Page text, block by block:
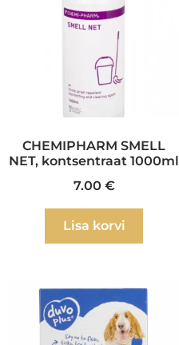
CHEMIPHARM SMELL
NET, kontsentraat 1000ml
7.00 €
Lisa korvi